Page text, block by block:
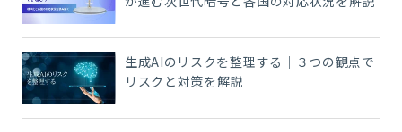
生成AIのリスクを整理する｜３つの観点で
リスクと対策を解説